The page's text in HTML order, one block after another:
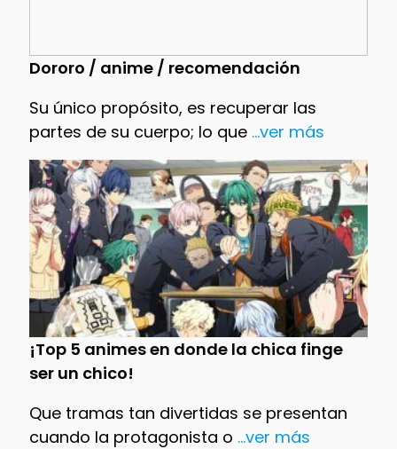
Dororo / anime / recomendación
Su único propósito, es recuperar las
partes de su cuerpo; lo que...ver más
¡Top 5 animes en donde la chica finge
ser un chico!
Que tramas tan divertidas se presentan
cuando la protagonista o ...ver más